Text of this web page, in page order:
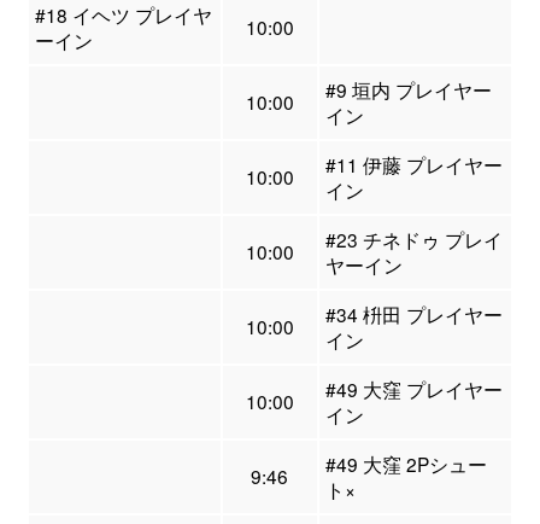
#18 イヘツ プレイヤ
ーイン
10:00
10:00
#9 垣内 プレイヤー
イン
10:00
#11 伊藤 プレイヤー
イン
10:00
#23 チネドゥ プレイ
ヤーイン
10:00
#34 枡田 プレイヤー
イン
10:00
#49 大窪 プレイヤー
イン
9:46
#49 大窪 2Pシュー
ト×